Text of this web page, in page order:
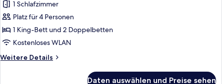
Studiosuite
anzeigen
1 Schlafzimmer
Platz für 4 Personen
1 King-Bett und 2 Doppelbetten
Kostenloses WLAN
Weitere Details
Weitere
Daten auswählen und Preise sehen